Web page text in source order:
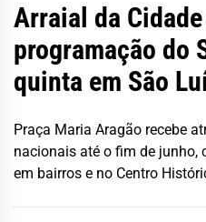
Arraial da
programação do
quinta em São
Praça Maria Aragão recebe
nacionais até o fim de junho,
em bairros e no Centro